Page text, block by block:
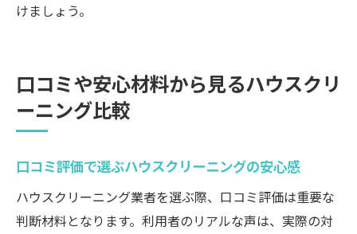
けましょう。
口コミや安心材料から見るハウスクリ
ーニング比較
口コミ評価で選ぶハウスクリーニングの安心感
ハウスクリーニング業者を選ぶ際、口コミ評価は重要な
判断材料となります。利用者のリアルな声は、実際の対